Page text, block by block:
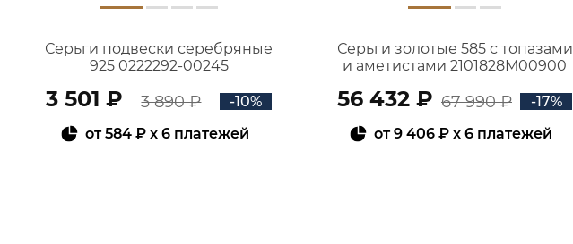
Серьги подвески серебряные
925 0222292-00245
3 501 ₽ 3 890 ₽
-10%
от584 ₽ x 6 платежей
Серьги золотые 585 с топазами
и аметистами 2101828М00900
56 432 ₽ 67 990 ₽
-17%
от9 406 ₽ x 6 платежей